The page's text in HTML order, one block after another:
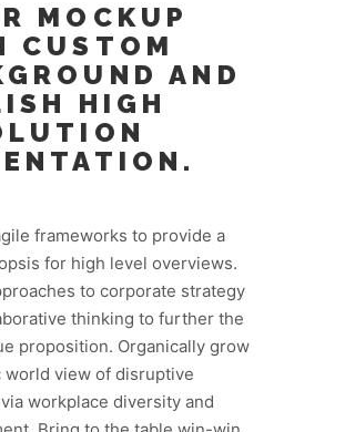
MOCKUP
CUSTOM
AND
HIGH
frameworks to provide a
for high level overviews.
to corporate strategy
thinking to further the
proposition. Organically grow
world view of disruptive
workplace diversity and